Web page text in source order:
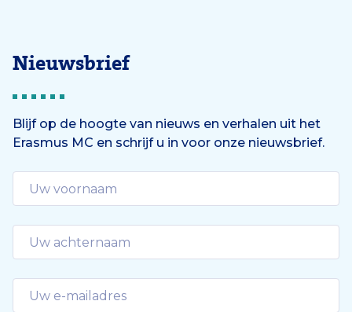
i
d
Nieuwsbrief
Blijf op de hoogte van nieuws en verhalen uit het
Erasmus MC en schrijf u in voor onze nieuwsbrief.